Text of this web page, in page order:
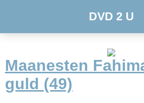
DVD 2 U
Maanesten
guld (49)